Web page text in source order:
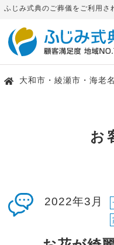
ふじみ式典のご葬儀をご利用さ
大和市・綾瀬市・海老
お
2022年3月